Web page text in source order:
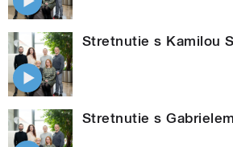
Stretnutie s Kamilou
Stretnutie s